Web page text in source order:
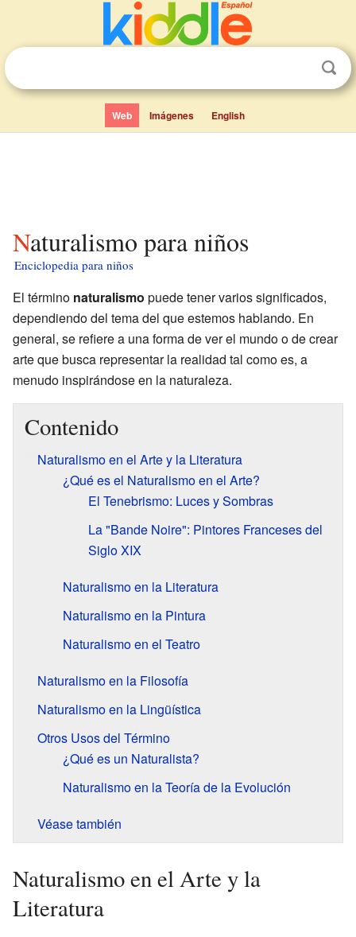
Web Imágenes English
Naturalismo para niños
Enciclopedia para niños
El término naturalismo puede tener varios significados,
dependiendo del tema del que estemos hablando. En
general, se refiere a una forma de ver el mundo o de crear
arte que busca representar la realidad tal como es, a
menudo inspirándose en la naturaleza.
Contenido
Naturalismo en el Arte y la Literatura
¿Qué es el Naturalismo en el Arte?
El Tenebrismo: Luces y Sombras
La "Bande Noire": Pintores Franceses del
Siglo XIX
Naturalismo en la Literatura
Naturalismo en la Pintura
Naturalismo en el Teatro
Naturalismo en la Filosofía
Naturalismo en la Lingüística
Otros Usos del Término
¿Qué es un Naturalista?
Naturalismo en la Teoría de la Evolución
Véase también
Naturalismo en el Arte y la
Literatura